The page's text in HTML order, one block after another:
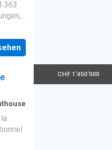
und
CHF 1'450'000